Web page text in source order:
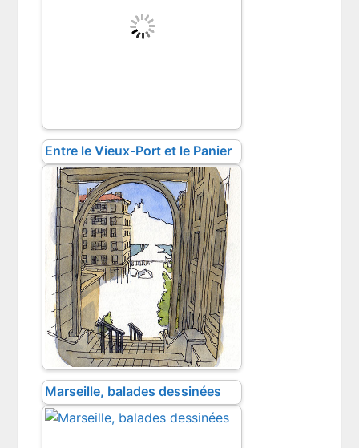
Entre le Vieux-Port et le Panier
Marseille, balades dessinées